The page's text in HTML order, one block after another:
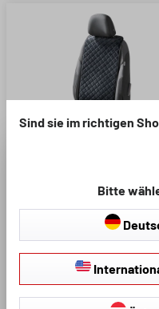
Vordersitz
Vordersitz inkl.
Sind sie im richtigen
Bitte